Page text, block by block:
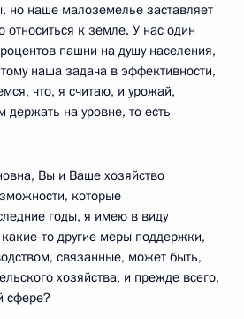
но наше малоземелье заставляет
относиться к земле. У нас один
пашни на душу населения,
наша задача в эффективности,
что, я считаю, и урожай,
на уровне, то есть
Вы и Ваше хозяйство
которые
годы, я имею в виду
другие меры поддержки,
связанные, может быть,
хозяйства, и прежде всего,
сфере?